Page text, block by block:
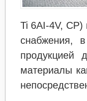
Ti 6AI-4V,
снабжения,
продукцией
материалы